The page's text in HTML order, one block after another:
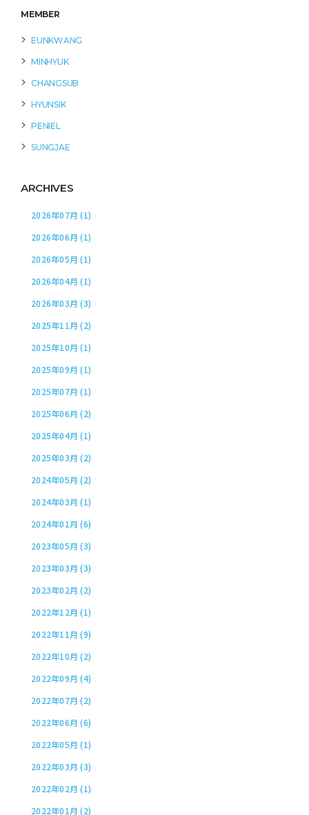
MEMBER
EUNKWANG
MINHYUK
CHANGSUB
HYUNSIK
PENIEL
SUNGJAE
ARCHIVES
2026年07月 (1)
2026年06月 (1)
2026年05月 (1)
2026年04月 (1)
2026年03月 (3)
2025年11月 (2)
2025年10月 (1)
2025年09月 (1)
2025年07月 (1)
2025年06月 (2)
2025年04月 (1)
2025年03月 (2)
2024年05月 (2)
2024年03月 (1)
2024年01月 (6)
2023年05月 (3)
2023年03月 (3)
2023年02月 (2)
2022年12月 (1)
2022年11月 (9)
2022年10月 (2)
2022年09月 (4)
2022年07月 (2)
2022年06月 (6)
2022年05月 (1)
2022年03月 (3)
2022年02月 (1)
2022年01月 (2)